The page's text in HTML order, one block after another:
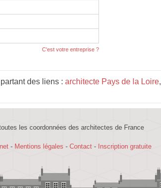
C'est votre entreprise ?
des liens : architecte Pays de la Loire,
les coordonnées des architectes de France
- Mentions légales - Contact - Inscription gratuite